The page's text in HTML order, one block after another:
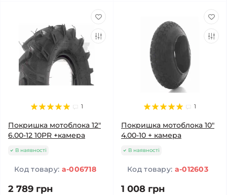
1
Покришка мотоблока 12"
6.00-12 10PR +камера
В наявності
Код товару: a-006718
2 789 грн
1
Покришка мотоблока 10"
4.00-10 + камера
В наявності
Код товару: a-012603
1 008 грн